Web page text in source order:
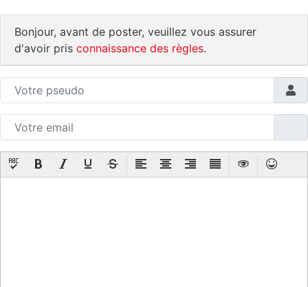
Bonjour, avant de poster, veuillez vous assurer
d'avoir pris connaissance des règles.